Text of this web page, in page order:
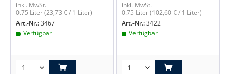
inkl. MwSt.
0.75 Liter(23,73 € / 1 Liter)
Art.-Nr.:3467
Verfügbar
inkl. MwSt.
0.75 Liter(102,60 € / 1 Liter)
Art.-Nr.:3422
Verfügbar